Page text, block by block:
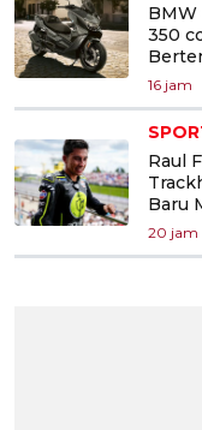
BMW
350
16 jam
Raul
Baru
20 jam